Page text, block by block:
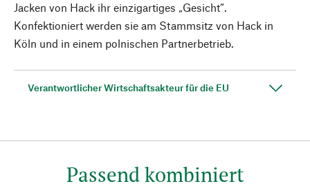
Jacken von Hack ihr einzigartiges „Gesicht“.
Konfektioniert werden sie am Stammsitz von Hack in
Köln und in einem polnischen Partnerbetrieb.
Verantwortlicher Wirtschaftsakteur für die EU
Passend kombiniert